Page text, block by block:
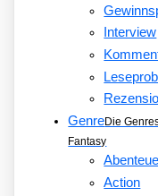
Interview
GenreDie
Fantasy
Action